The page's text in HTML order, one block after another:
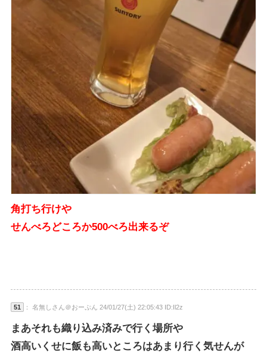
角打ち行けや
せんべろどころか500べろ出来るぞ
51 ： 名無しさん＠おーぷん 24/01/27(土) 22:05:43 ID:Il2z
まあそれも織り込み済みで行く場所や
酒高いくせに飯も高いところはあまり行く気せんが